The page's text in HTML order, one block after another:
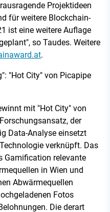
Projektideen
für weitere Blockchain-
ist eine weitere Auflage
so Taudes. Weitere
.
"Hot City" von Picapipe
mit "Hot City" von
der
Data-Analyse einsetzt
verknüpft. Das
Gamification relevante
in Wien und
Abwärmequellen
Fotos
Die derart